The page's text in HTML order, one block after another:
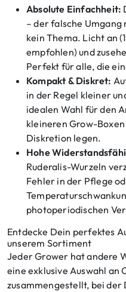
Absolute Einfachheit:
– der falsche
kein Thema. Licht an
empfohlen) und
Perfekt für alle, die
Kompakt & Diskret:
in der Regel kleiner
idealen Wahl für den
kleineren Grow-
Diskretion legen.
Hohe
Ruderalis-Wurzeln
Fehler in der Pflege
photoperiodischen
Entdecke Dein perfektes
unserem Sortiment
Jeder Grower hat andere
eine exklusive Auswahl an
zusammengestellt, bei